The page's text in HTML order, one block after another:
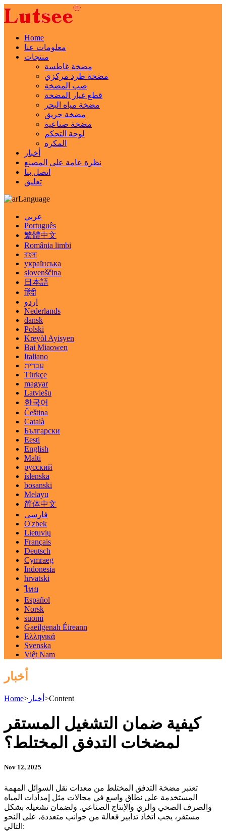
Home
معلومات عنا
منتجات
مضخة غاطسة
مضخة طرد مركزي
صب المضخة
قطع غيار المضخة
مضخة مياه البحر
مضخة حريق
مضخة صناعية
لوحة التحكم
المكره
أخبار
نظرة عامة على المصنع
اتصل بنا
تعليق
Language
عربي
Português
繁體中文
România limbi
বাংলা
українська
slovenščina
日本語
हिंदी
اردو
Nederlands
dansk
Polski
Kreyòl Ayisyen
Bai Miaowen
Italiano
עברית
Türkçe
magyar
Latviešu
한국어
Čeština
Català
Български
Eesti
English
Malti
русский
íslenska
bosanski
Melayu
简体中文
فارسی
O'zbek
Lietuvių
Français
Deutsch
Cymraeg
Indonesia
hrvatski
ไทย
Español
Norsk
suomi
Gaeilgenah Éireann
Ελληνικά
Svenska
Việt Nam
أخبار
Home> أخبار >Content
كيفية ضمان التشغيل المستقر
لمضخات التدفق المختلط؟
Nov 12, 2025
تعتبر مضخة التدفق المختلط من معدات نقل السوائل المهمة
المستخدمة على نطاق واسع في مجالات مثل إمدادات المياه
والصرف الصحي والري والإنتاج الصناعي. ولضمان تشغيله بشكل
مستقر، يجب اتخاذ تدابير فعالة من جوانب متعددة، على النحو
التالي: